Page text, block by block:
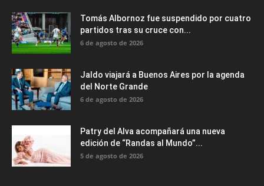
Tomás Albornoz fue suspendido por cuatro
partidos tras su cruce con...
6 de agosto de 2026
Jaldo viajará a Buenos Aires por la agenda
del Norte Grande
6 de agosto de 2026
Patry del Alva acompañará una nueva
edición de “Randas al Mundo”...
5 de agosto de 2026